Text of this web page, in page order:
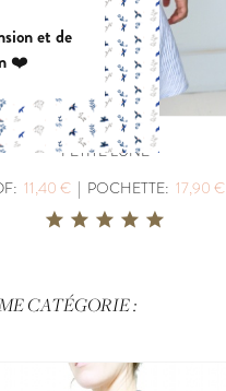
PETITE LUNE
11,40 € | POCHETTE: 17,90 €
CATÉGORIE :
et de
❤️